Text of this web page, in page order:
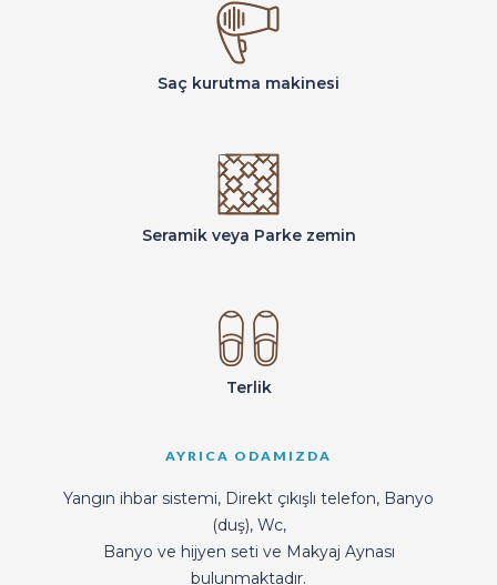
Saç kurutma makinesi
Seramik veya Parke zemin
Terlik
AYRICA ODAMIZDA
Yangın ihbar sistemi, Direkt çıkışlı telefon, Banyo
(duş), Wc,
Banyo ve hijyen seti ve Makyaj Aynası
bulunmaktadır.